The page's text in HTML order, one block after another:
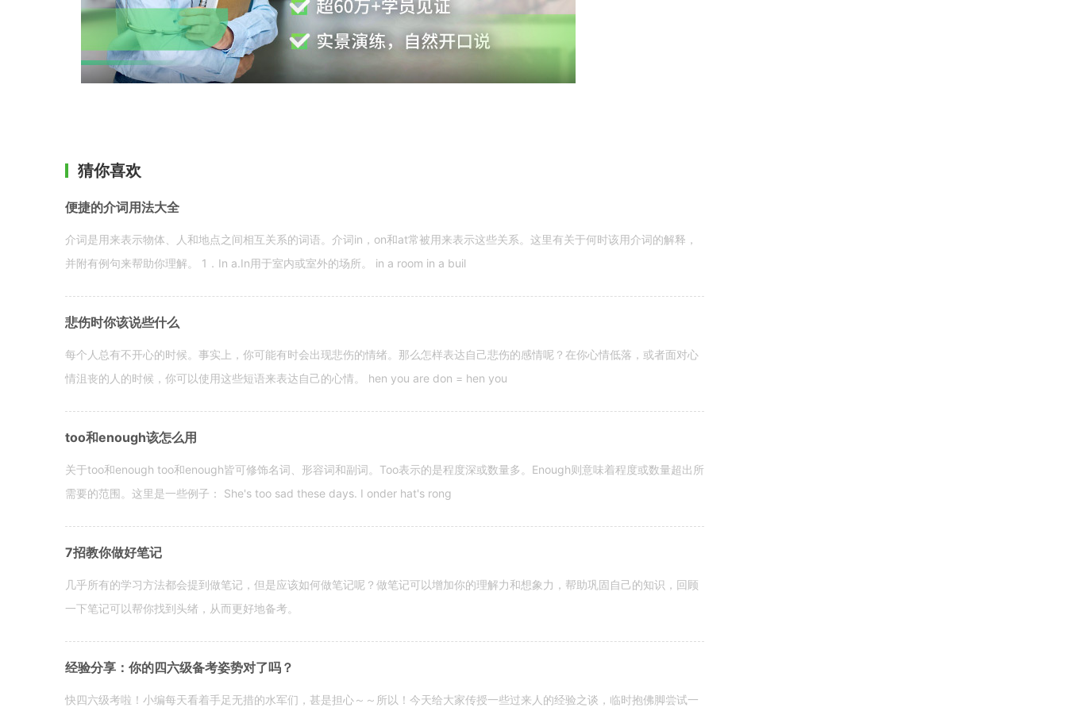
猜你喜欢
便捷的介词用法大全
介词是用来表示物体、人和地点之间相互关系的词语。介词in，on和at常被用来表示这些关系。这里有关于何时该用介词的解释，
并附有例句来帮助你理解。 1．In a.In用于室内或室外的场所。 in a room in a buil
悲伤时你该说些什么
每个人总有不开心的时候。事实上，你可能有时会出现悲伤的情绪。那么怎样表达自己悲伤的感情呢？在你心情低落，或者面对心
情沮丧的人的时候，你可以使用这些短语来表达自己的心情。 hen you are don = hen you
too和enough该怎么用
关于too和enough too和enough皆可修饰名词、形容词和副词。Too表示的是程度深或数量多。Enough则意味着程度或数量超出所
需要的范围。这里是一些例子： She's too sad these days. I onder hat's rong
7招教你做好笔记
几乎所有的学习方法都会提到做笔记，但是应该如何做笔记呢？做笔记可以增加你的理解力和想象力，帮助巩固自己的知识，回顾
一下笔记可以帮你找到头绪，从而更好地备考。
经验分享：你的四六级备考姿势对了吗？
快四六级考啦！小编每天看着手足无措的水军们，甚是担心～～所以！今天给大家传授一些过来人的经验之谈，临时抱佛脚尝试一